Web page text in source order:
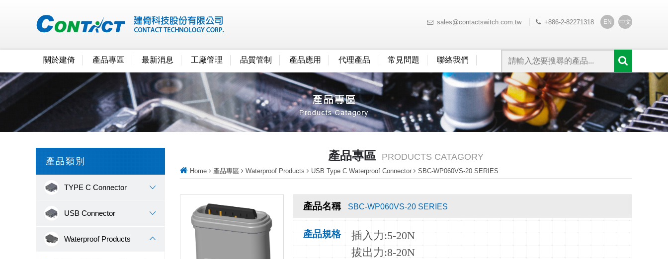
sales@contactswitch.com.tw +886-2-82271318 EN 中文
關於建倚 產品專區 最新消息 工廠管理 品質管制 產品應用 代理產品 常見問題 聯絡我們
產品類別
TYPE C Connector
USB Connector
Waterproof Products
產品專區 PRODUCTS CATAGORY
Home 產品專區 Waterproof Products USB Type C Waterproof Connector SBC-WP060VS-20 SERIES
產品名稱 SBC-WP060VS-20 SERIES
產品規格 插入力:5-20N
拔出力:8-20N